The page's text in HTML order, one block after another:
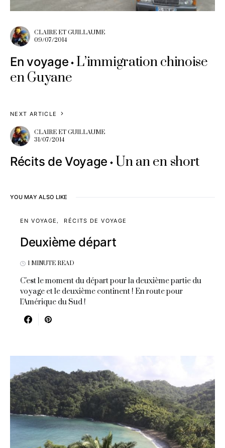
CLAIRE ET GUILLAUME
09/07/2014
En voyage L’immigration chinoise
en Guyane
NEXT ARTICLE
CLAIRE ET GUILLAUME
31/07/2014
Récits de Voyage Un an en short
YOU MAY ALSO LIKE
EN VOYAGE RÉCITS DE VOYAGE
Deuxième départ
1 MINUTE READ
C'est le moment du départ pour la deuxième partie du
voyage et le deuxième continent ! En route pour
l'Amérique du Sud !